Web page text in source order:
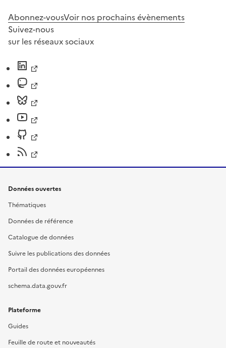
Abonnez-vousVoir nos prochains évènements
Suivez-nous
sur les réseaux sociaux
Données ouvertes
Thématiques
Données de référence
Catalogue de données
Suivre les publications des données
Portail des données européennes
schema.data.gouv.fr
Plateforme
Guides
Feuille de route et nouveautés